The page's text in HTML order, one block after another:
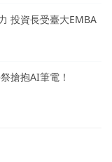
投資長受臺大EMBA
搶抱AI筆電！